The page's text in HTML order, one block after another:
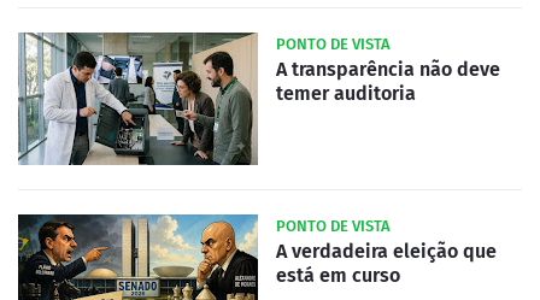
PONTO DE VISTA
A transparência não deve
temer auditoria
PONTO DE VISTA
A verdadeira eleição que
está em curso